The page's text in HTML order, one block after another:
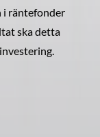
i räntefonder
ska detta